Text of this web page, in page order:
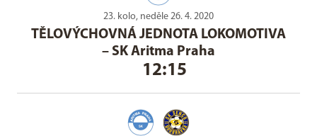
23. kolo, neděle 26. 4. 2020
TĚLOVÝCHOVNÁ JEDNOTA LOKOMOTIVA
– SK Aritma Praha
12:15